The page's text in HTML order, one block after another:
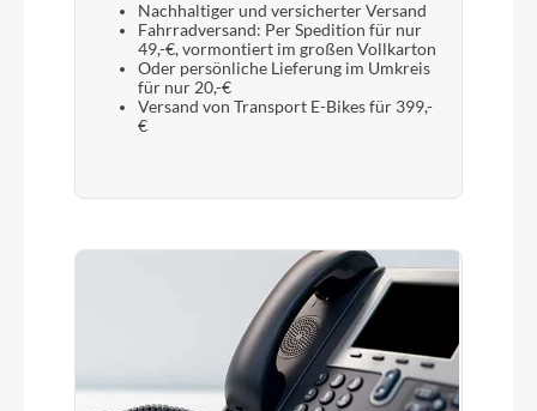
Nachhaltiger und versicherter Versand
Fahrradversand: Per Spedition für nur
49,-€, vormontiert im großen Vollkarton
Oder persönliche Lieferung im Umkreis
für nur 20,-€
Versand von Transport E-Bikes für 399,-
€